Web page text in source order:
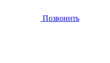
Позвонить